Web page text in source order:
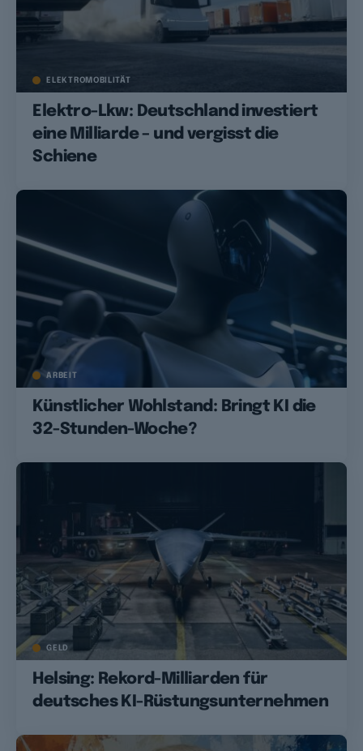
ELEKTROMOBILITÄT
Elektro-Lkw: Deutschland investiert
eine Milliarde – und vergisst die
Schiene
ARBEIT
Künstlicher Wohlstand: Bringt KI die
32-Stunden-Woche?
GELD
Helsing: Rekord-Milliarden für
deutsches KI-Rüstungsunternehmen